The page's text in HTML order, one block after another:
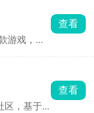
钟就能做
一键发布
的游戏，
了做游
游戏，一
戏画面，
清的爽
了准星工
功能，软
查看
区，基于
查看